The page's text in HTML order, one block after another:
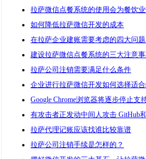
拉萨微信点餐系统的使用会为餐饮
如何降低拉萨微信开发的成本
在拉萨企业建账需要考虑的四大问
建设拉萨微信点餐系统的三大注意
拉萨公司注销需要满足什么条件
企业进行拉萨微信开发如何选择适
Google Chrome浏览器将逐步停止支
有攻击者正发动中间人攻击 GitHub
拉萨代理记账应该找谁比较靠谱
拉萨公司注销手续是怎样的？